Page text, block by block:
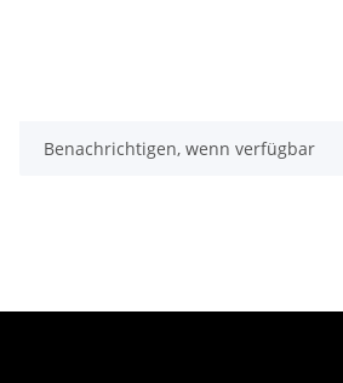
Benachrichtigen, wenn verfügbar